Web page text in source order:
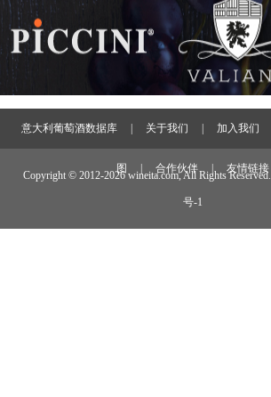
意大利葡萄酒数据库 关于我们 加入我们
图 合作伙伴 友情链接
Copyright © 2012-2026 wineita.com, All Rights Reserved.
号-1